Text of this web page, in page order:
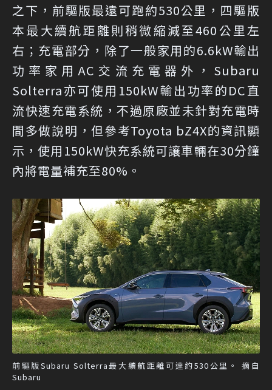
之下，前驅版最遠可跑約530公里，四驅版
本最大續航距離則稍微縮減至460公里左
右；充電部分，除了一般家用的6.6kW輸出
功率家用AC交流充電器外，Subaru
Solterra亦可使用150kW輸出功率的DC直
流快速充電系統，不過原廠並未針對充電時
間多做說明，但參考Toyota bZ4X的資訊顯
示，使用150kW快充系統可讓車輛在30分鐘
內將電量補充至80%。
前驅版Subaru Solterra最大續航距離可達約530公里。 摘自
Subaru